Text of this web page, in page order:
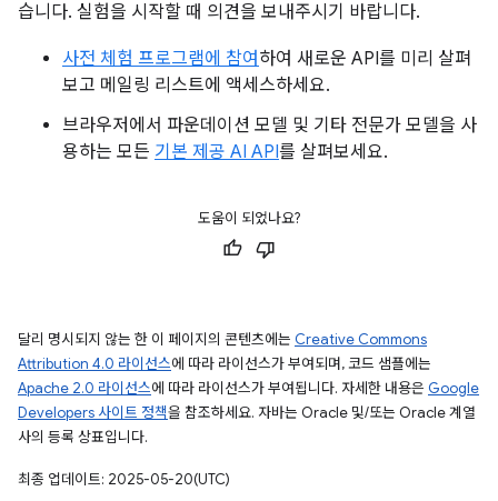
습니다. 실험을 시작할 때 의견을 보내주시기 바랍니다.
사전 체험 프로그램에 참여 하여 새로운 API를 미리 살펴
보고 메일링 리스트에 액세스하세요.
브라우저에서 파운데이션 모델 및 기타 전문가 모델을 사
용하는 모든 기본 제공 AI API를 살펴보세요.
도움이 되었나요?
달리 명시되지 않는 한 이 페이지의 콘텐츠에는 Creative Commons
Attribution 4.0 라이선스에 따라 라이선스가 부여되며, 코드 샘플에는
Apache 2.0 라이선스에 따라 라이선스가 부여됩니다. 자세한 내용은 Google
Developers 사이트 정책을 참조하세요. 자바는 Oracle 및/또는 Oracle 계열
사의 등록 상표입니다.
최종 업데이트: 2025-05-20(UTC)